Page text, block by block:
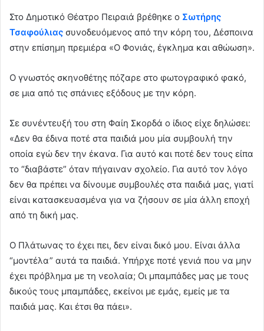
Στο Δημοτικό Θέατρο Πειραιά βρέθηκε ο Σωτήρης
Τσαφούλιας συνοδευόμενος από την κόρη του, Δέσποινα
στην επίσημη πρεμιέρα «Ο Φονιάς, έγκλημα και αθώωση».
Ο γνωστός σκηνοθέτης πόζαρε στο φωτογραφικό φακό,
σε μια από τις σπάνιες εξόδους με την κόρη.
Σε συνέντευξή του στη Φαίη Σκορδά ο ίδιος είχε δηλώσει:
«Δεν θα έδινα ποτέ στα παιδιά μου μία συμβουλή την
οποία εγώ δεν την έκανα. Για αυτό και ποτέ δεν τους είπα
το “διαβάστε” όταν πήγαιναν σχολείο. Για αυτό τον λόγο
δεν θα πρέπει να δίνουμε συμβουλές στα παιδιά μας, γιατί
είναι κατασκευασμένα για να ζήσουν σε μία άλλη εποχή
από τη δική μας.
Ο Πλάτωνας το έχει πει, δεν είναι δικό μου. Είναι άλλα
“μοντέλα” αυτά τα παιδιά. Υπήρχε ποτέ γενιά που να μην
έχει πρόβλημα με τη νεολαία; Οι μπαμπάδες μας με τους
δικούς τους μπαμπάδες, εκείνοι με εμάς, εμείς με τα
παιδιά μας. Και έτσι θα πάει».